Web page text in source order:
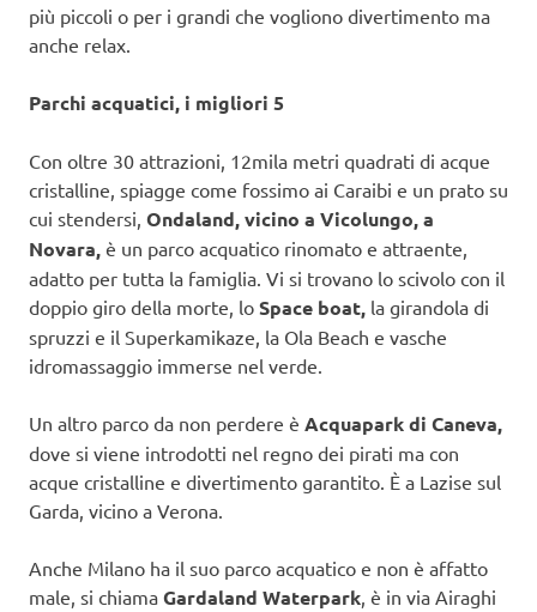
più piccoli o per i grandi che vogliono divertimento ma
anche relax.
Parchi acquatici, i migliori 5
Con oltre 30 attrazioni, 12mila metri quadrati di acque
cristalline, spiagge come fossimo ai Caraibi e un prato su
cui stendersi, Ondaland, vicino a Vicolungo, a
Novara, è un parco acquatico rinomato e attraente,
adatto per tutta la famiglia. Vi si trovano lo scivolo con il
doppio giro della morte, lo Space boat, la girandola di
spruzzi e il Superkamikaze, la Ola Beach e vasche
idromassaggio immerse nel verde.
Un altro parco da non perdere è Acquapark di Caneva,
dove si viene introdotti nel regno dei pirati ma con
acque cristalline e divertimento garantito. È a Lazise sul
Garda, vicino a Verona.
Anche Milano ha il suo parco acquatico e non è affatto
male, si chiama Gardaland Waterpark , è in via Airaghi